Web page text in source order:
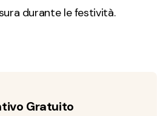
durante le festività.
Gratuito